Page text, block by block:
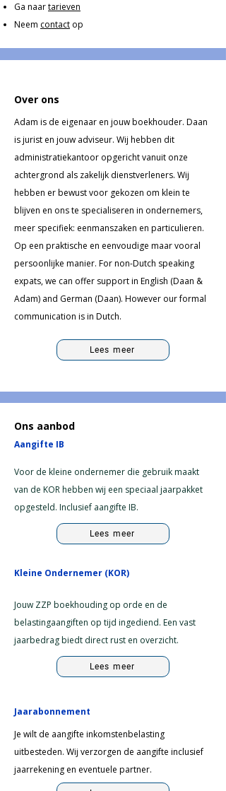
Ga naartarieven
Neem contact op
Over ons
Adam is de eigenaar en jouw boekhouder. Daan
is jurist en jouw adviseur. Wij hebben dit
administratiekantoor opgericht vanuit onze
achtergrond als zakelijk dienstverleners. Wij
hebben er bewust voor gekozen om klein te
blijven en ons te specialiseren in ondernemers,
meer specifiek: eenmanszaken en particulieren.
Op een praktische en eenvoudige maar vooral
persoonlijke manier. For non-Dutch speaking
expats, we can offer support in English (Daan &
Adam) and German (Daan). However our formal
communication is in Dutch.
Lees meer
Ons aanbod
Aangifte IB
Voor de kleine ondernemer die gebruik maakt
van de KOR hebben wij een speciaal jaarpakket
opgesteld. Inclusief aangifte IB.
Lees meer
Kleine Ondernemer (KOR)
Jouw ZZP boekhouding op orde en de
belastingaangiften op tijd ingediend. Een vast
jaarbedrag biedt direct rust en overzicht.
Lees meer
Jaarabonnement
Je wilt de aangifte inkomstenbelasting
uitbesteden. Wij verzorgen de aangifte inclusief
jaarrekening en eventuele partner.